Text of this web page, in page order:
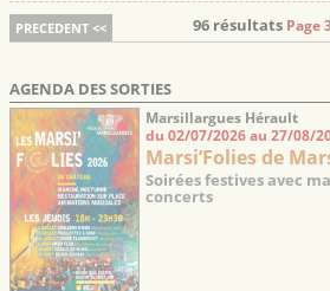
PRECEDENT << 96 résultats Page
AGENDA DES SORTIES
Marsillargues Hérault
du 02/07/2026 au 27/08/
Marsi’Folies de
Soirées festives avec
concerts